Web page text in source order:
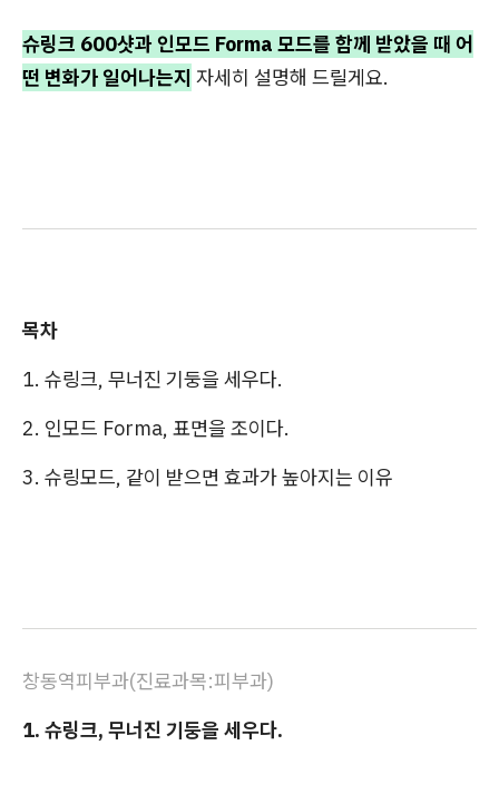
슈링크 600샷과 인모드 Forma 모드를 함께 받았을 때 어
떤 변화가 일어나는지 자세히 설명해 드릴게요.
목차
1. 슈링크, 무너진 기둥을 세우다.
2. 인모드 Forma, 표면을 조이다.
3. 슈링모드, 같이 받으면 효과가 높아지는 이유
창동역피부과(진료과목:피부과)
1. 슈링크, 무너진 기둥을 세우다.